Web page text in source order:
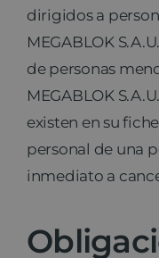
dirigidos a
MEGABLOK
de personas
MEGABLOK
existen en su
personal de una
inmediato a